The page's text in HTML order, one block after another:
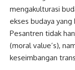
mengakulturasi
ekses budaya
Pesantren tidak
(moral value’s),
keseimbangan